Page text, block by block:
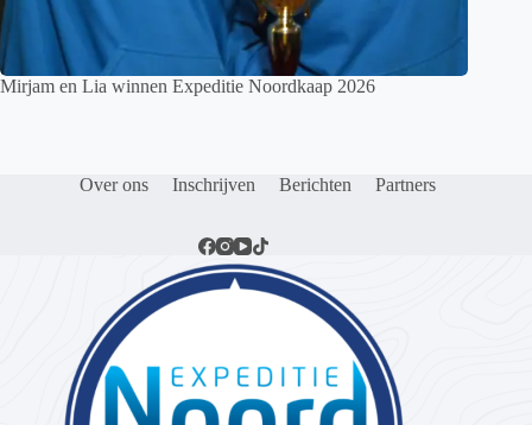
Mirjam en Lia winnen Expeditie Noordkaap 2026
Over ons Inschrijven Berichten Partners